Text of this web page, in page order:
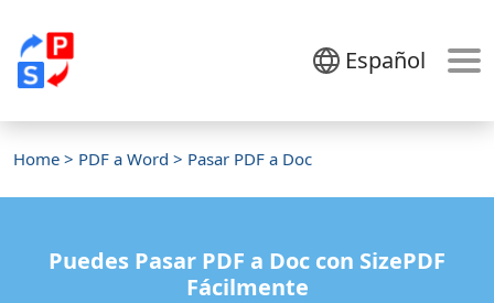
Español
Home > PDF a Word > Pasar PDF a Doc
Puedes Pasar PDF a Doc con SizePDF
Fácilmente